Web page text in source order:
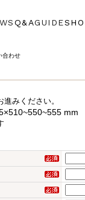
Q&AGUIDE
合わせ
みください。
mm